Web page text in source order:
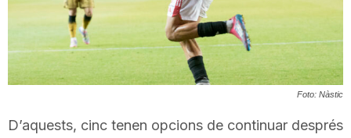
r
Foto: Nàstic
D’aquests, cinc tenen opcions de continuar després